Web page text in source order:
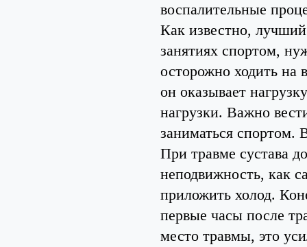
воспалительные
Как известно,
занятиях спортом,
осторожно ходить на
он оказывает
нагрузки. Важно
заниматься спортом.
При травме сустава
неподвижность, как
приложить холод.
первые часы после
место травмы, это